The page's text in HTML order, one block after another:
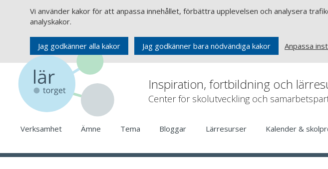
Vi använder kakor för att anpassa innehållet, förbättra upplevelsen och analysera
analyskakor.
Jag godkänner alla kakor Jag godkänner bara nödvändiga kakor Anpassa
Inspiration, fortbildning och
Center för skolutveckling och
Verksamhet Ämne Tema Bloggar Lärresurser Kalender &